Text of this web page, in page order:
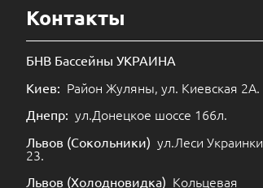
Контакты
БНВ Бассейны УКРАИНА
Киев: Район Жуляны, ул. Киевская 2А.
Днепр: ул.Донецкое шоссе 166л.
Львов (Сокольники) ул.Леси Украинки
23.
Львов (Холодновидка) Кольцевая